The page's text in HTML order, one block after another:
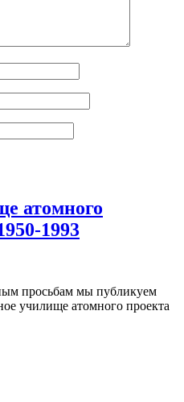
атомного
1993
просьбам мы публикуем
училище атомного проекта